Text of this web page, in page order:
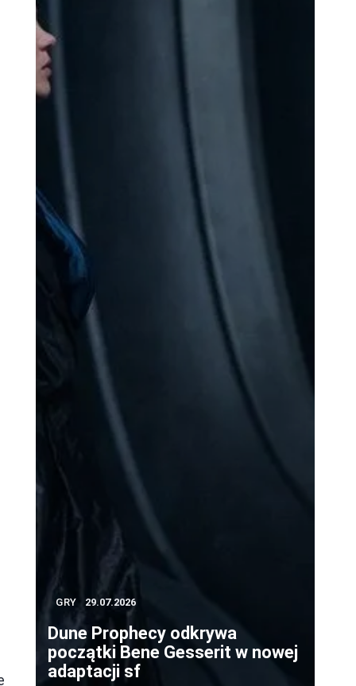
GRY 29.07.2026
Dune Prophecy odkrywa
początki Bene Gesserit w nowej
adaptacji sf